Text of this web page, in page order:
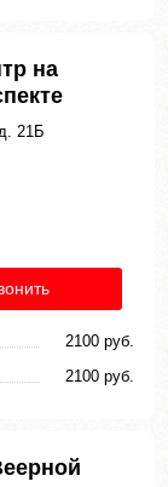
на
21Б
2100 руб.
2100 руб.